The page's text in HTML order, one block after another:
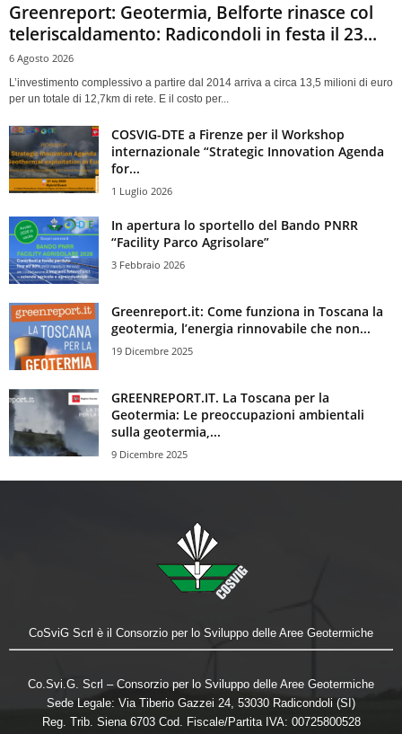
Greenreport: Geotermia, Belforte rinasce col
teleriscaldamento: Radicondoli in festa il 23...
6 Agosto 2026
L’investimento complessivo a partire dal 2014 arriva a circa 13,5 milioni di euro
per un totale di 12,7km di rete. E il costo per...
COSVIG-DTE a Firenze per il Workshop
internazionale “Strategic Innovation Agenda
for...
1 Luglio 2026
In apertura lo sportello del Bando PNRR
“Facility Parco Agrisolare”
3 Febbraio 2026
Greenreport.it: Come funziona in Toscana la
geotermia, l’energia rinnovabile che non...
19 Dicembre 2025
GREENREPORT.IT. La Toscana per la
Geotermia: Le preoccupazioni ambientali
sulla geotermia,...
9 Dicembre 2025
CoSviG Scrl è il Consorzio per lo Sviluppo delle Aree Geotermiche
Co.Svi.G. Scrl – Consorzio per lo Sviluppo delle Aree Geotermiche
Sede Legale: Via Tiberio Gazzei 24, 53030 Radicondoli (SI)
Reg. Trib. Siena 6703 Cod. Fiscale/Partita IVA: 00725800528